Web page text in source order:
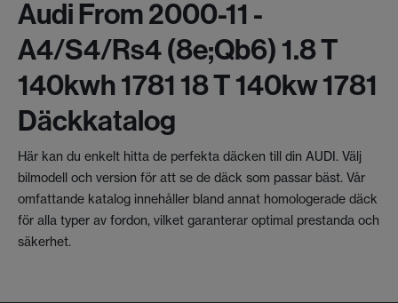
Audi From 2000-11 -
A4/s4/rs4 (8e;qb6) 1.8 T
140kwh 1781 18 T 140kw 1781
Däckkatalog
Här kan du enkelt hitta de perfekta däcken till din AUDI. Välj
bilmodell och version för att se de däck som passar bäst. Vår
omfattande katalog innehåller bland annat homologerade däck
för alla typer av fordon, vilket garanterar optimal prestanda och
säkerhet.